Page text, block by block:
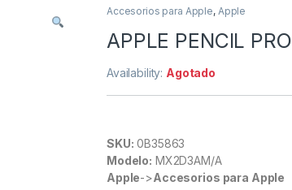
Accesorios para Apple, Apple
APPLE PENCIL PRO
Availability: Agotado
SKU: 0B35863
Modelo: MX2D3AM/A
Apple->Accesorios para Apple